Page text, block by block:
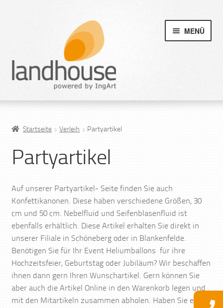
MENÜ
Startseite Verleih Partyartikel
Partyartikel
Auf unserer Partyartikel- Seite finden Sie auch
Konfettikanonen. Diese haben verschiedene Größen, 30
cm und 50 cm. Nebelfluid und Seifenblasenfluid ist
ebenfalls erhältlich. Diese Artikel erhalten Sie direkt in
unserer Filiale in Schöneberg oder in Blankenfelde.
Benötigen Sie für Ihr Event Heliumballons für ihre
Hochzeitsfeier, Geburtstag oder Jubiläum? Wir beschaffen
ihnen dann gern Ihren Wunschartikel. Gern können Sie
aber auch die Artikel Online in den Warenkorb legen und
mit den Mitartikeln zusammen abholen. Haben Sie eine